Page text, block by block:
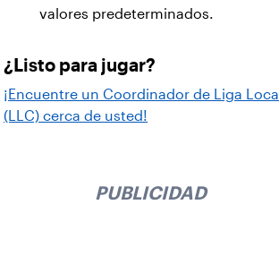
valores predeterminados.
¿Listo para jugar?
¡Encuentre un Coordinador de Liga Local
(LLC) cerca de usted!
PUBLICIDAD